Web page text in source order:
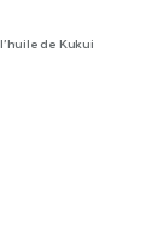
de Kukui